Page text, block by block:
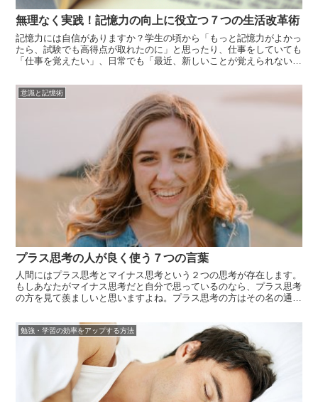
無理なく実践！記憶力の向上に役立つ７つの生活改革術
記憶力には自信がありますか？学生の頃から「もっと記憶力がよかっ
たら、試験でも高得点が取れたのに」と思ったり、仕事をしていても
「仕事を覚えたい」、日常でも「最近、新しいことが覚えられない」
い」と思ったことがあると思います。もし、記憶力がいまよりも向上
したら、資...
意識と記憶術
プラス思考の人が良く使う７つの言葉
人間にはプラス思考とマイナス思考という２つの思考が存在します。
もしあなたがマイナス思考だと自分で思っているのなら、プラス思考
の方を見て羨ましいと思いますよね。プラス思考の方はその名の通
落ち込んだりもしませんし、幸せを感じていると思える人が多いので
す。できるこ...
勉強・学習の効率をアップする方法